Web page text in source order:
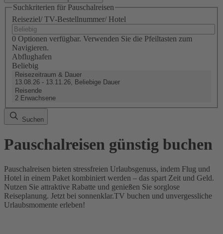
Suchkriterien für Pauschalreisen
Reiseziel/ TV-Bestellnummer/ Hotel
0 Optionen verfügbar. Verwenden Sie die Pfeiltasten zum
Navigieren.
Abflughafen
Beliebig
Reisezeitraum & Dauer
13.08.26 - 13.11.26, Beliebige Dauer
Reisende
2 Erwachsene
Suchen
Pauschalreisen günstig buchen
Pauschalreisen bieten stressfreien Urlaubsgenuss, indem Flug und
Hotel in einem Paket kombiniert werden – das spart Zeit und Geld.
Nutzen Sie attraktive Rabatte und genießen Sie sorglose
Reiseplanung. Jetzt bei sonnenklar.TV buchen und unvergessliche
Urlaubsmomente erleben!